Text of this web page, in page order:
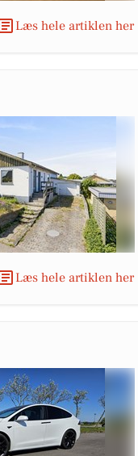
Læs hele artiklen her
Læs hele artiklen her